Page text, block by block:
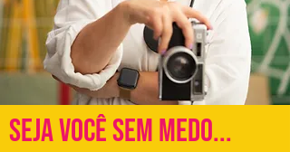
Seja você sem medo...